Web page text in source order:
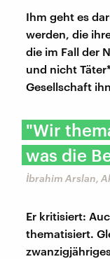
Ihm geht es
werden, die
die im Fall der
und nicht
Gesellschaft
"Wir
was die
İbrahim Arslan,
Er kritisiert:
thematisiert.